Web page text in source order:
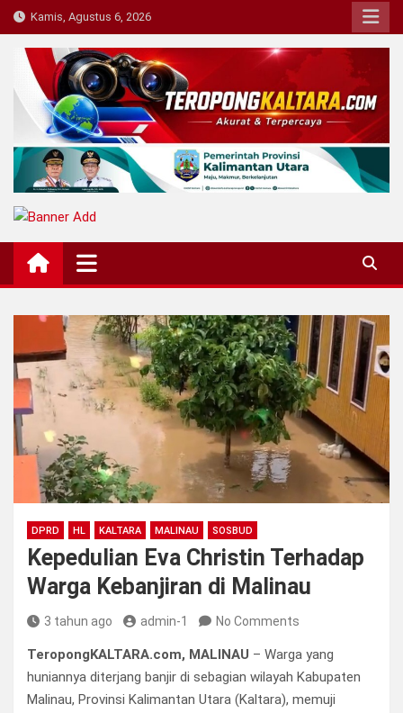
Skip
to
content
Kamis, Agustus 6, 2026
Teropong Kaltara
Beranda Informasi Kalimantan Utara
DPRD HL KALTARA MALINAU SOSBUD
Kepedulian Eva Christin Terhadap
Warga Kebanjiran di Malinau
3 tahun ago admin-1 No Comments
TeropongKALTARA.com, MALINAU – Warga yang
huniannya diterjang banjir di sebagian wilayah Kabupaten
Malinau, Provinsi Kalimantan Utara (Kaltara), memuji